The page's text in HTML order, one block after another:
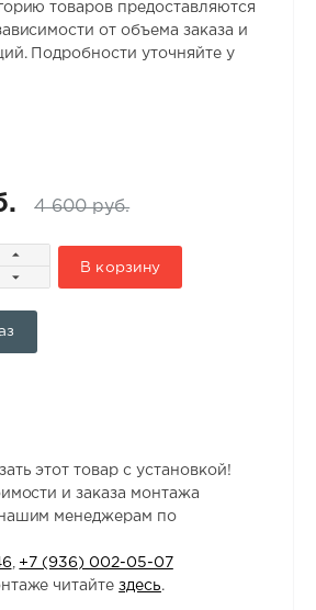
товаров предоставляются
от объема заказа и
Подробности уточняйте у
4 600 руб.
В корзину
этот товар с установкой!
и заказа монтажа
менеджерам по
+7 (936) 002-05-07
читайтездесь.